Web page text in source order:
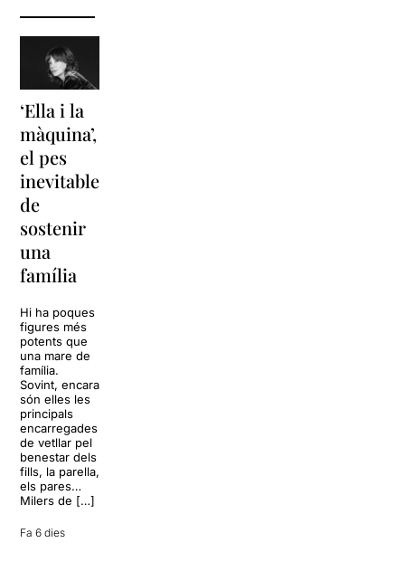
‘Ella i la
màquina’,
el pes
inevitable
de
sostenir
una
família
Hi ha poques
figures més
potents que
una mare de
família.
Sovint, encara
són elles les
principals
encarregades
de vetllar pel
benestar dels
fills, la parella,
els pares…
Milers de […]
Fa 6 dies